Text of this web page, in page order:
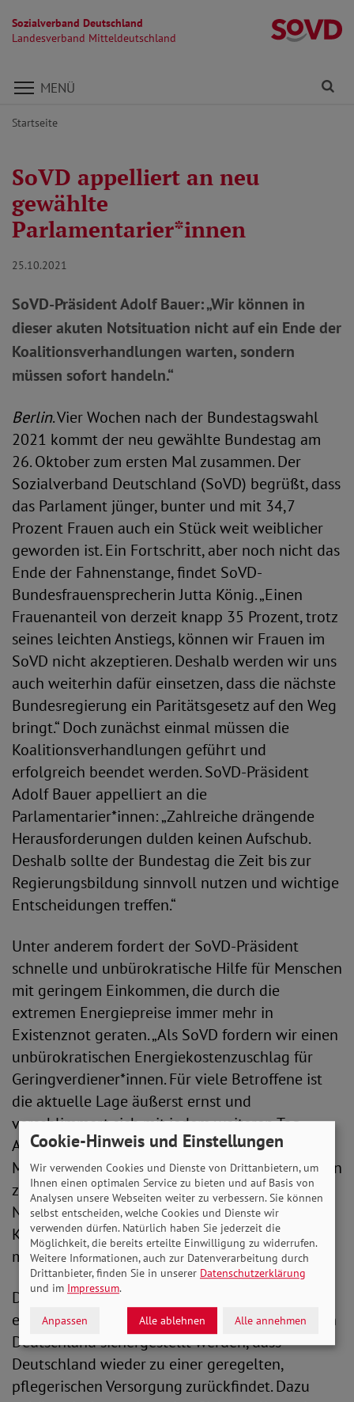
Sozialverband Deutschland
Landesverband Mitteldeutschland
Direkt zu den Inhalten springen
MENÜ
Startseite
SoVD appelliert an neu
gewählte
Parlamentarier*innen
25.10.2021
SoVD-Präsident Adolf Bauer: „Wir können in
dieser akuten Notsituation nicht auf ein Ende der
Koalitionsverhandlungen warten, sondern
müssen sofort handeln.“
Berlin. Vier Wochen nach der Bundestagswahl
2021 kommt der neu gewählte Bundestag am
26. Oktober zum ersten Mal zusammen. Der
Sozialverband Deutschland (SoVD) begrüßt, dass
das Parlament jünger, bunter und mit 34,7
Prozent Frauen auch ein Stück weit weiblicher
geworden ist. Ein Fortschritt, aber noch nicht das
Ende der Fahnenstange, findet SoVD-
Bundesfrauensprecherin Jutta König. „Einen
Frauenanteil von derzeit knapp 35 Prozent, trotz
seines leichten Anstiegs, können wir Frauen im
SoVD nicht akzeptieren. Deshalb werden wir uns
auch weiterhin dafür einsetzen, dass die nächste
Bundesregierung ein Paritätsgesetz auf den Weg
bringt.“ Doch zunächst einmal müssen die
Koalitionsverhandlungen geführt und
erfolgreich beendet werden. SoVD-Präsident
Adolf Bauer appelliert an die
Parlamentarier*innen: „Zahlreiche drängende
Herausforderungen dulden keinen Aufschub.
Deshalb sollte der Bundestag die Zeit bis zur
Regierungsbildung sinnvoll nutzen und wichtige
Entscheidungen treffen.“
Unter anderem fordert der SoVD-Präsident
schnelle und unbürokratische Hilfe für Menschen
mit geringem Einkommen, die durch die
extremen Energiepreise immer mehr in
Existenznot geraten. „Als SoVD fordern wir einen
unbürokratischen Energiekostenzuschlag für
Geringverdiener*innen. Für viele Betroffene ist
die aktuelle Lage äußerst ernst und
verschlimmert sich mit jedem weiteren Tag.
Andere europäische Länder haben bereits
Maßnahmen ergriffen, um das Leid der Menschen
zu lindern. Wir können in dieser akuten
Notsituation nicht auf ein Ende der
Koalitionsverhandlungen warten, sondern
müssen sofort handeln.“
Darüber hinaus muss aus Sicht des SoVD gut
eineinhalb Jahre nach Ausbruch der Pandemie in
Deutschland sichergestellt werden, dass
Deutschland wieder zu einer geregelten,
pflegerischen Versorgung zurückfindet. Dazu
Cookie-Hinweis und Einstellungen
Wir verwenden Cookies und Dienste von Drittanbietern, um
Ihnen einen optimalen Service zu bieten und auf Basis von
Analysen unsere Webseiten weiter zu verbessern. Sie können
selbst entscheiden, welche Cookies und Dienste wir
verwenden dürfen. Natürlich haben Sie jederzeit die
Möglichkeit, die bereits erteilte Einwilligung zu widerrufen.
Weitere Informationen, auch zur Datenverarbeitung durch
Drittanbieter, finden Sie in unserer Datenschutzerklärung
und im Impressum.
Anpassen Alle ablehnen Alle annehmen